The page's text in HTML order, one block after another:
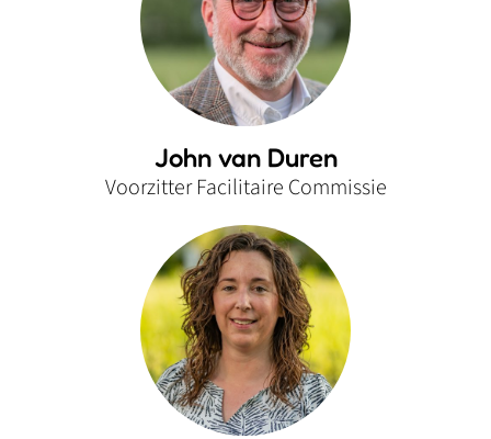
John van Duren
Voorzitter Facilitaire Commissie